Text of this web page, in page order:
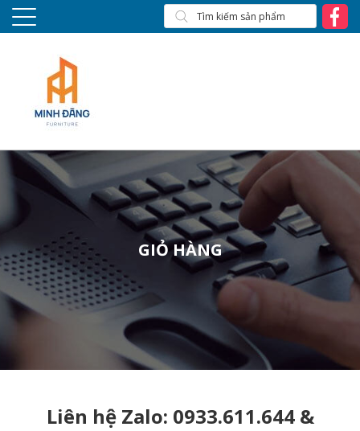
GIỎ HÀNG
Liên hệ Zalo: 0933.611.644 &